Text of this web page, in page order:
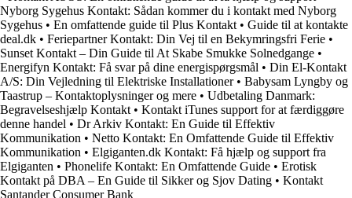
Nyborg Sygehus Kontakt: Sådan kommer du i kontakt med Nyborg
Sygehus • En omfattende guide til Plus Kontakt • Guide til at kontakte
deal.dk • Feriepartner Kontakt: Din Vej til en Bekymringsfri Ferie •
Sunset Kontakt – Din Guide til At Skabe Smukke Solnedgange •
Energifyn Kontakt: Få svar på dine energispørgsmål • Din El-Kontakt
A/S: Din Vejledning til Elektriske Installationer• Babysam Lyngby og
Taastrup – Kontaktoplysninger og mere • Udbetaling Danmark:
Begravelseshjælp Kontakt • Kontakt iTunes support for at færdiggøre
denne handel • Dr Arkiv Kontakt: En Guide til Effektiv
Kommunikation • Netto Kontakt: En Omfattende Guide til Effektiv
Kommunikation • Elgiganten.dk Kontakt: Få hjælp og support fra
Elgiganten • Phonelife Kontakt: En Omfattende Guide • Erotisk
Kontakt på DBA – En Guide til Sikker og Sjov Dating • Kontakt
Santander Consumer Bank